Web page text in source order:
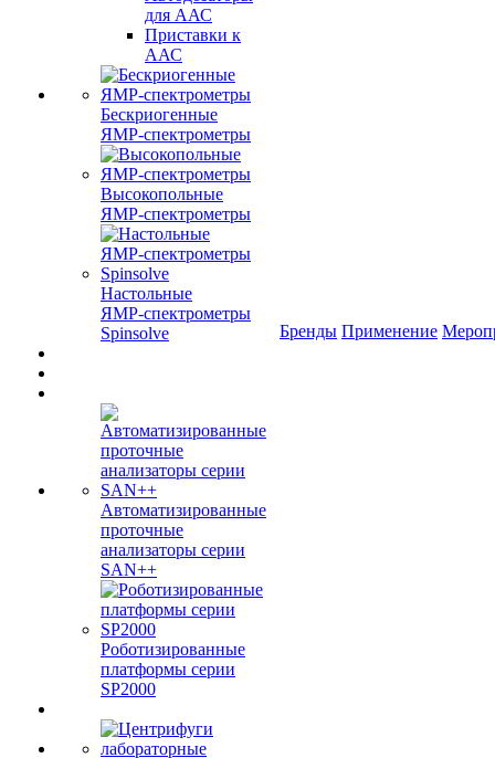
для ААС
Приставки к
ААС
Бескриогенные
ЯМР‑спектрометры
Высокопольные
ЯМР‑спектрометры
Настольные
ЯМР‑спектрометры
Spinsolve
Автоматизированные
проточные
анализаторы серии
SAN++
Роботизированные
платформы серии
SP2000
Бренды Применение